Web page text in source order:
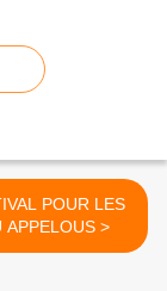
POUR LES
OTAKU APPELOUS >